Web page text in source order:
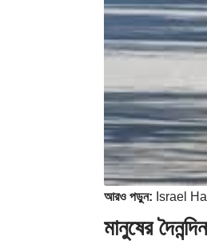
আরও পড়ুন: Israel
মানুষের